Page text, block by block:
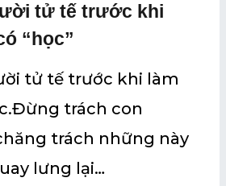
tử tế trước khi
“học”
tử tế trước khi làm
trách con
trách những này
lưng lại…